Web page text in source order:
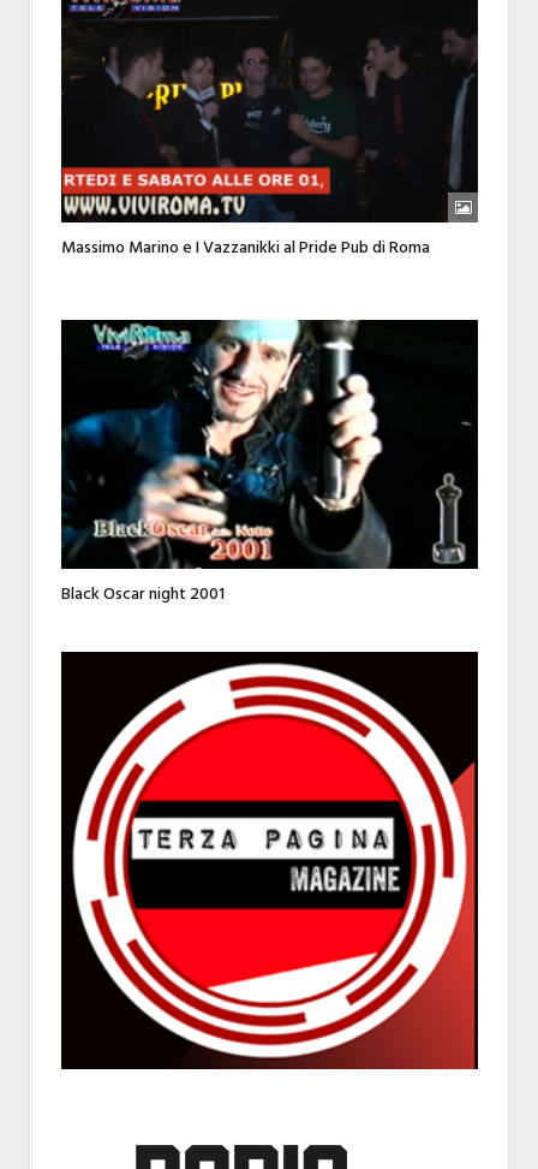
Massimo Marino e I Vazzanikki al Pride Pub di Roma
Black Oscar night 2001